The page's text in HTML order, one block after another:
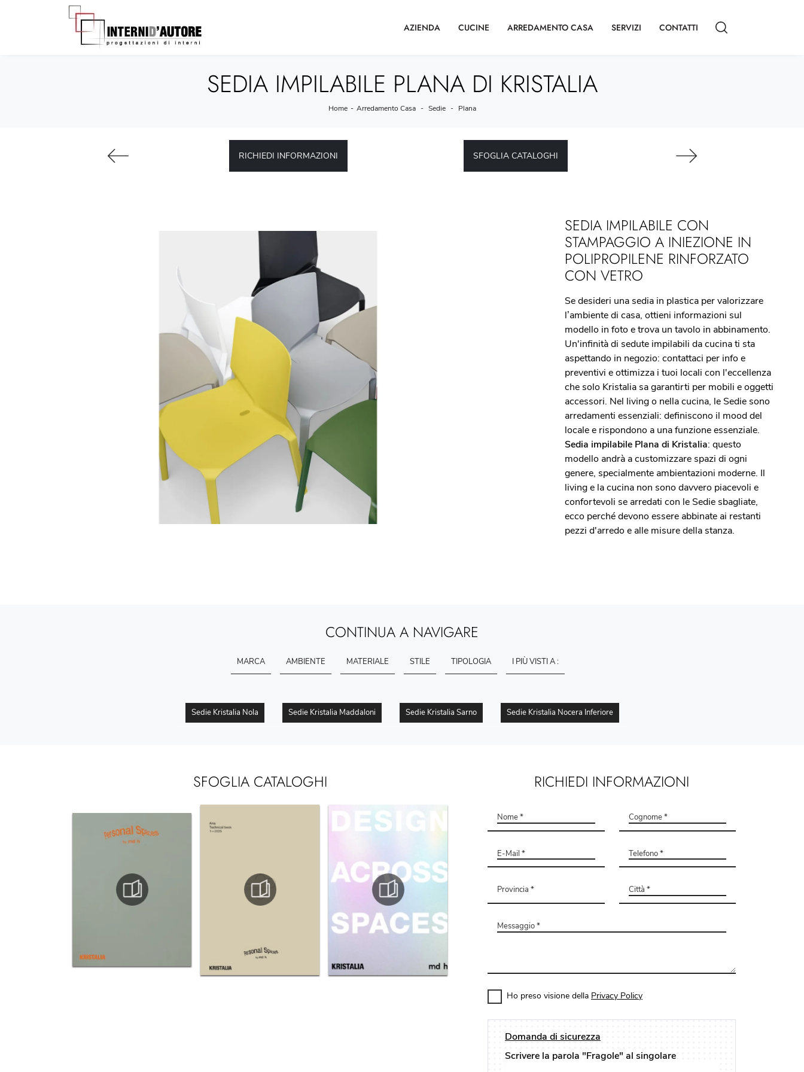
AZIENDA CUCINE ARREDAMENTO CASA SERVIZI CONTATTI
SEDIA IMPILABILE PLANA DI KRISTALIA
Home - Arredamento Casa - Sedie - Plana
RICHIEDI INFORMAZIONI SFOGLIA CATALOGHI
SEDIA IMPILABILE CON
STAMPAGGIO A INIEZIONE IN
POLIPROPILENE RINFORZATO
CON VETRO
Se desideri una sedia in plastica per valorizzare
l’ambiente di casa, ottieni informazioni sul
modello in foto e trova un tavolo in abbinamento.
Un'infinità di sedute impilabili da cucina ti sta
aspettando in negozio: contattaci per info e
preventivi e ottimizza i tuoi locali con l'eccellenza
che solo Kristalia sa garantirti per mobili e oggetti
accessori. Nel living o nella cucina, le Sedie sono
arredamenti essenziali: definiscono il mood del
locale e rispondono a una funzione essenziale.
Sedia impilabile Plana di Kristalia: questo
modello andrà a customizzare spazi di ogni
genere, specialmente ambientazioni moderne. Il
living e la cucina non sono davvero piacevoli e
confortevoli se arredati con le Sedie sbagliate,
ecco perché devono essere abbinate ai restanti
pezzi d'arredo e alle misure della stanza.
CONTINUA A NAVIGARE
MARCA AMBIENTE MATERIALE STILE TIPOLOGIA I PIÙ VISTI A :
Sedie Kristalia Nola Sedie Kristalia Maddaloni Sedie Kristalia Sarno Sedie Kristalia Nocera Inferiore
SFOGLIA CATALOGHI RICHIEDI INFORMAZIONI
Ho preso visione della Privacy Policy
Domanda di sicurezza
Scrivere la parola "Fragole" al singolare